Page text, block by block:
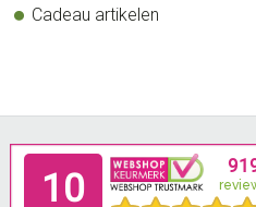
Cadeau artikelen
Footer